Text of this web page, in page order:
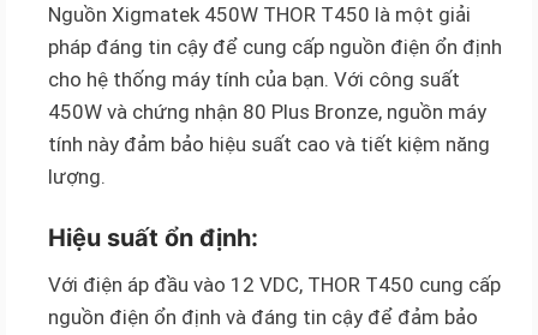
Nguồn Xigmatek 450W THOR T450 là một giải
pháp đáng tin cậy để cung cấp nguồn điện ổn định
cho hệ thống máy tính của bạn. Với công suất
450W và chứng nhận 80 Plus Bronze, nguồn máy
tính này đảm bảo hiệu suất cao và tiết kiệm năng
lượng.
Hiệu suất ổn định:
Với điện áp đầu vào 12 VDC, THOR T450 cung cấp
nguồn điện ổn định và đáng tin cậy để đảm bảo